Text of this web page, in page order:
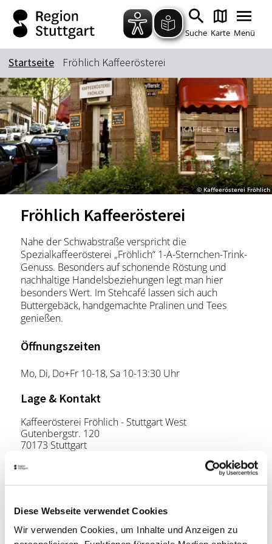
Diese Webseite verwendet Cookies
Wir verwenden Cookies, um Inhalte und Anzeigen zu
Zum Hauptinhalt springen
Zur Suche springen
Zur Hauptnavigation
Zum Footer springen
Suche Karte Menü
Suchbegriff
Das könnte Sie interessieren
Stadtführungen
Tickets
Citytour
Übernachtung
Erlebnisse
Essen & Trinken
Wein
Automobil
Kultur
Feste & Highlights
Startseite Fröhlich Kaffeerösterei
© Kaffeerösterei Fröhlich
Fröhlich Kaffeerösterei
Nahe der Schwabstraße verspricht die
Spezialkaffeerösterei „Fröhlich“ 1-A-Sternchen-Trink-
Genuss. Besonders auf schonende Röstung und
nachhaltige Handelsbeziehungen legt man hier
besonders Wert. Im Stehcafé lassen sich auch
Buttergebäck, handgemachte Pralinen und Tees
genießen.
Öffnungszeiten
Mo, Di, Do+Fr 10-18, Sa 10-13:30 Uhr
Lage & Kontakt
Kaffeerösterei Fröhlich - Stuttgart West
Gutenbergstr. 120
70173 Stuttgart
Telefon:
Website:www.froehlich-kaffee.de
Planen Sie Ihre Anreise